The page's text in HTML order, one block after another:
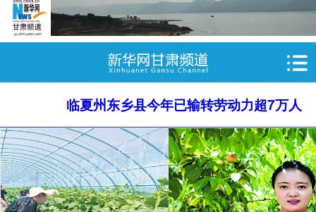
临夏州东乡县今年已输转劳动力超7万人